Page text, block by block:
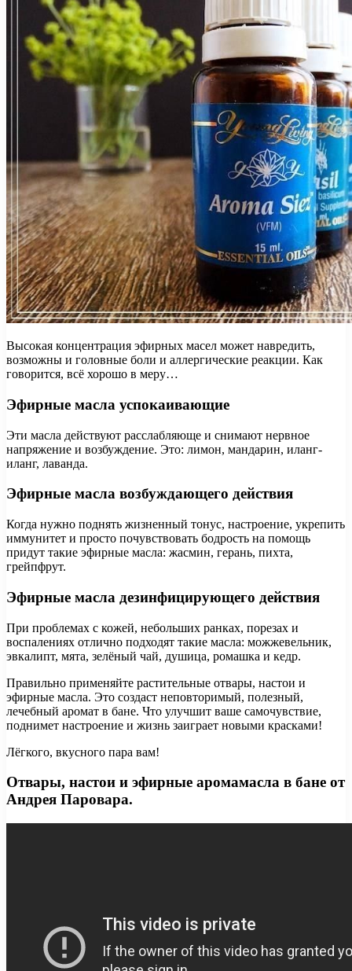
Высокая концентрация эфирных масел может навредить,
возможны и головные боли и аллергические реакции. Как
говорится, всё хорошо в меру…
Эфирные масла успокаивающие
Эти масла действуют расслабляюще и снимают нервное
напряжение и возбуждение. Это: лимон, мандарин, иланг-
иланг, лаванда.
Эфирные масла возбуждающего действия
Когда нужно поднять жизненный тонус, настроение, укрепить
иммунитет и просто почувствовать бодрость на помощь
придут такие эфирные масла: жасмин, герань, пихта,
грейпфрут.
Эфирные масла дезинфицирующего действия
При проблемах с кожей, небольших ранках, порезах и
воспалениях отлично подходят такие масла: можжевельник,
эвкалипт, мята, зелёный чай, душица, ромашка и кедр.
Правильно применяйте растительные отвары, настои и
эфирные масла. Это создаст неповторимый, полезный,
лечебный аромат в бане. Что улучшит ваше самочувствие,
поднимет настроение и жизнь заиграет новыми красками!
Лёгкого, вкусного пара вам!
Отвары, настои и эфирные аромамасла в бане от
Андрея Паровара.